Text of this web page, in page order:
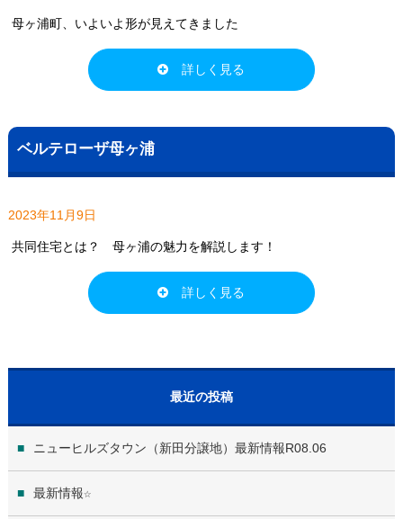
母ヶ浦町、いよいよ形が見えてきました
詳しく見る
ベルテローザ母ヶ浦
2023年11月9日
共同住宅とは？ 母ヶ浦の魅力を解説します！
詳しく見る
最近の投稿
ニューヒルズタウン（新田分譲地）最新情報R08.06
最新情報☆